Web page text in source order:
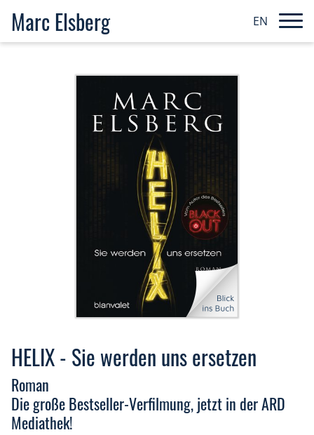
Marc Elsberg EN
HELIX - Sie werden uns ersetzen
Roman
Die große Bestseller-Verfilmung, jetzt in der ARD
Mediathek!